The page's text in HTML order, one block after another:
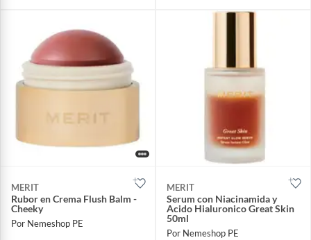
MERIT
Rubor en Crema Flush Balm -
Cheeky
Por Nemeshop PE
MERIT
Serum con Niacinamida y
Acido Hialuronico Great Skin
50ml
Por Nemeshop PE